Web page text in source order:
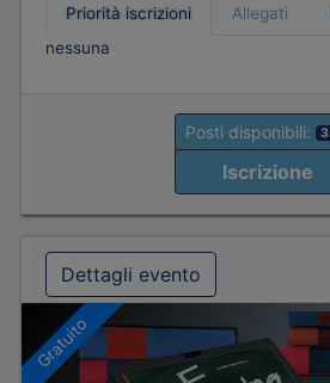
Priorità iscrizioni Allegati
nessuna
Posti disponibili:
Iscrizione
Dettagli evento
Gratuito